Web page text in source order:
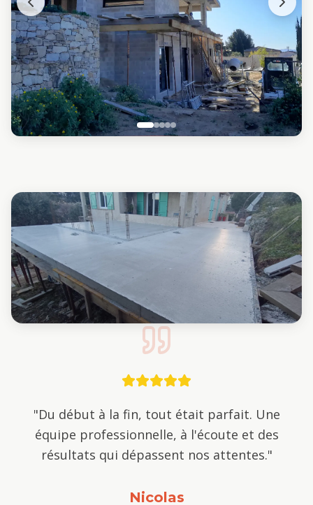
"Du début à la fin, tout était parfait. Une
équipe professionnelle, à l'écoute et des
résultats qui dépassent nos attentes."
Nicolas